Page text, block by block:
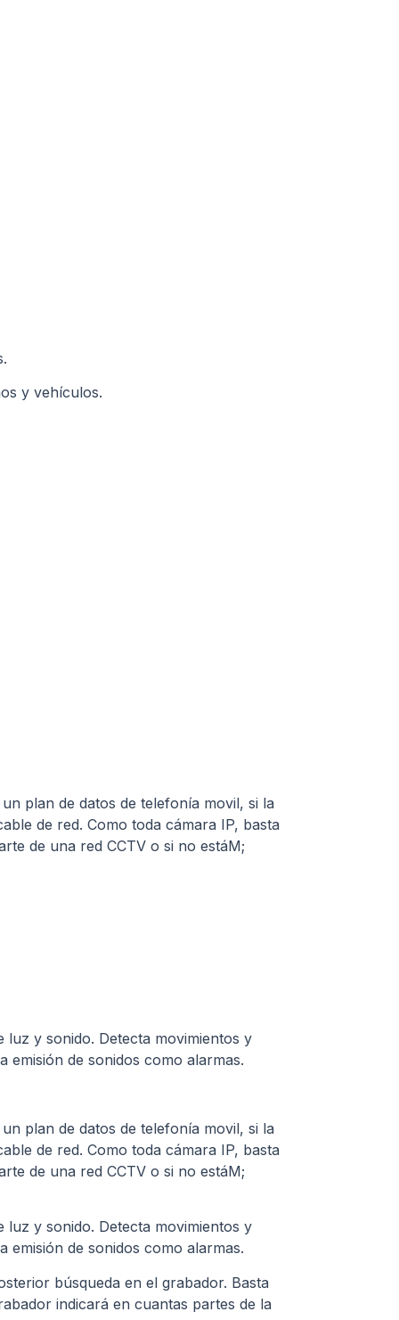
y vehículos.
plan de datos de telefonía movil, si la
de red. Como toda cámara IP, basta
de una red CCTV o si no estáM;
luz y sonido. Detecta movimientos y
emisión de sonidos como alarmas.
plan de datos de telefonía movil, si la
de red. Como toda cámara IP, basta
de una red CCTV o si no estáM;
luz y sonido. Detecta movimientos y
emisión de sonidos como alarmas.
búsqueda en el grabador. Basta
indicará en cuantas partes de la